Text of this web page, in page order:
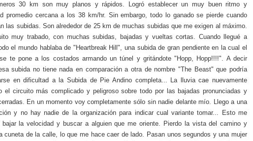
30 km son muy planos y rápidos. Logró establecer un muy buen ritmo y
promedio cercana a los 38 km/hr. Sin embargo, todo lo ganado se pierde cuando
las subidas. Son alrededor de 25 km de muchas subidas que me exigen al máximo.
muy trabado, con muchas subidas, bajadas y vueltas cortas. Cuando llegué a
el mundo hablaba de "Heartbreak Hill", una subida de gran pendiente en la cual el
te pone a los costados armando un túnel y gritándote "Hopp, Hopp!!!!". A decir
subida no tiene nada en comparación a otra de nombre "The Beast" que podría
en dificultad a la Subida de Pie Andino completa... La lluvia cae nuevamente
el circuito más complicado y peligroso sobre todo por las bajadas pronunciadas y
En un momento voy completamente sólo sin nadie delante mío. Llego a una
y no hay nadie de la organización para indicar cual variante tomar... Esto me
bajar la velocidad y buscar a alguien que me oriente. Pierdo la vista del camino y
cuneta de la calle, lo que me hace caer de lado. Pasan unos segundos y una mujer